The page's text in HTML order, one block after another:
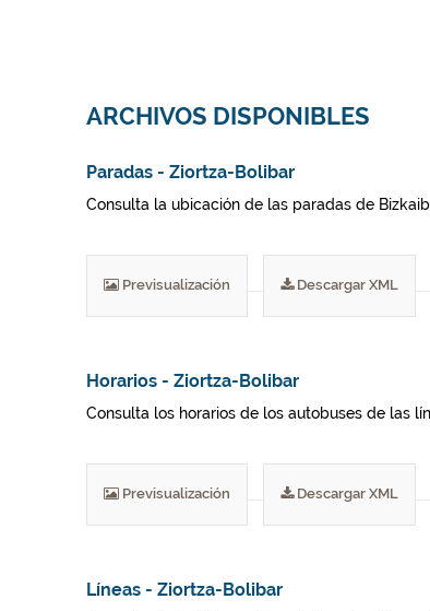
ARCHIVOS DISPONIBLES
Paradas - Ziortza-Bolibar
Consulta la ubicación de las paradas de
Previsualización Descargar XML
Horarios - Ziortza-Bolibar
Consulta los horarios de los autobuses de las
Previsualización Descargar XML
Líneas - Ziortza-Bolibar